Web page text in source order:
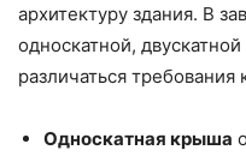
архитектуру здания. В
односкатной,
различаться требования
Односкатная крыша